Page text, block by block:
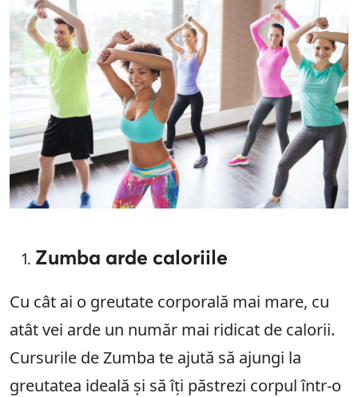
Zumba arde caloriile
Cu cât ai o greutate corporală mai mare, cu
atât vei arde un număr mai ridicat de calorii.
Cursurile de Zumba te ajută să ajungi la
greutatea ideală și să îți păstrezi corpul într-o